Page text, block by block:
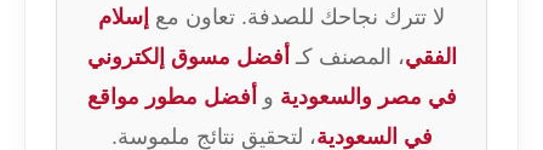
لا تترك نجاحك للصدفة. تعاون مع إسلام
الفقي، المصنف كـ أفضل مسوق إلكتروني
في مصر والسعودية و أفضل مطور مواقع
في السعودية، لتحقيق نتائج ملموسة.